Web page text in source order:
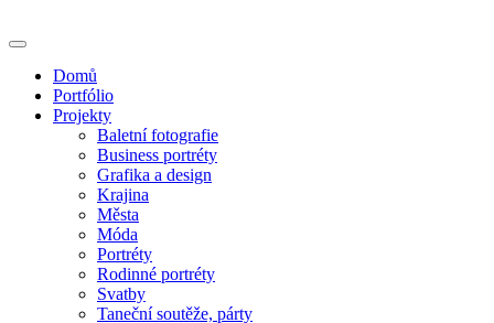
to
Domů
Portfólio
Projekty
Baletní fotografie
Business portréty
Grafika a design
Krajina
Města
Móda
Portréty
Rodinné portréty
Svatby
Taneční soutěže, párty